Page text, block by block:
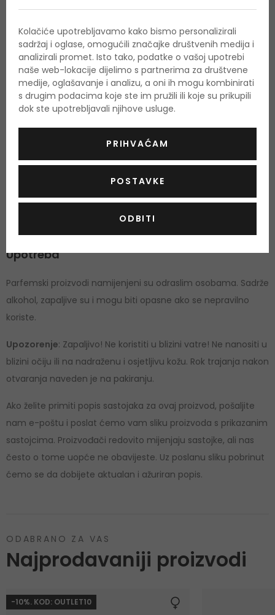
2009. Hugo Boss jedan je od najpopularnijih modnih
brendova. Mirisi su posebno popularni zbog svoje
svestranosti, pristupačnosti i raznolikosti. Ako želite svoju
dozu Hugo Bossa, kladite se na klasičniBoss Orange Woman
Voćni miris s daškom drveta.
pogodan za svakodnevno nošenje tijekom cijele godine.
Intenzivan skok energije daje crvena jabuka koja odmah
za ženu koja je spontana i prirodna.
Upotreba
Parfemski proizvodi namijenjeni su odraslim osobama. Sadrže
alkohol, zapaljive su i mogu biti opasne ako se nepravilno
koriste.
Upozorenje: Zapaljivo! Ne koristiti u blizini vatre! Ne nanositi u
blizini očiju ili na nadraženu i osjetljivu kožu. Rok trajanja nakon
otvaranja naveden je na pakiranju.
Ako želite primiti popis sastojaka za ovaj proizvod, pošaljite
nam e-poštu i poslat ćemo vam sliku proizvoda s prikazanim
sastojcima. Proizvođači redovito mijenjaju sastojke, ali nas
često o tome uopće ne obavijeste. Uz poslanu sliku pobrinut
ćemo se da dobijete aktualan i ažuriran popis.
ODABRANO ZA VAS
Najprodavaniji proizvodi
-10%. KOD: OUTLET10
Kolačiće upotrebljavamo kako bismo personalizirali
sadržaj i oglase, omogućili značajke društvenih medija i
analizirali promet. Isto tako, podatke o vašoj upotrebi
naše web-lokacije dijelimo s partnerima za društvene
medije, oglašavanje i analizu, a oni ih mogu kombinirati
s drugim podacima koje ste im pružili ili koje su prikupili
dok ste upotrebljavali njihove usluge.
PRIHVAĆAM
POSTAVKE
ODBITI